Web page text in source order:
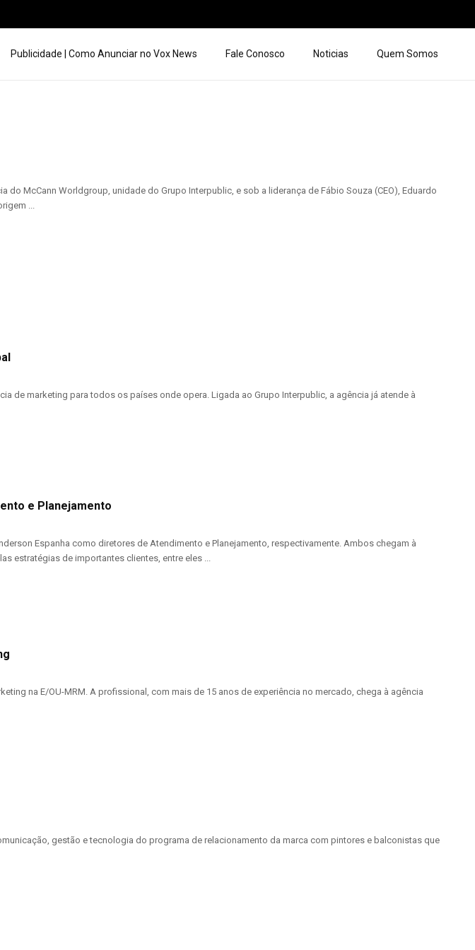
Publicidade | Como Anunciar no Vox News Fale Conosco Noticias Quem Somos
do McCann Worldgroup, unidade do Grupo Interpublic, e sob a liderança de Fábio Souza (CEO), Eduardo
...
de marketing para todos os países onde opera. Ligada ao Grupo Interpublic, a agência já atende à
e Planejamento
Espanha como diretores de Atendimento e Planejamento, respectivamente. Ambos chegam à
estratégias de importantes clientes, entre eles ...
na E/OU-MRM. A profissional, com mais de 15 anos de experiência no mercado, chega à agência
gestão e tecnologia do programa de relacionamento da marca com pintores e balconistas que